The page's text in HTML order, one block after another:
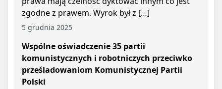
zgodne z prawem. Wyrok był z […]
5 grudnia 2025
Wspólne oświadczenie 35 partii
komunistycznych i robotniczych przeciwko
prześladowaniom Komunistycznej Partii
Polski